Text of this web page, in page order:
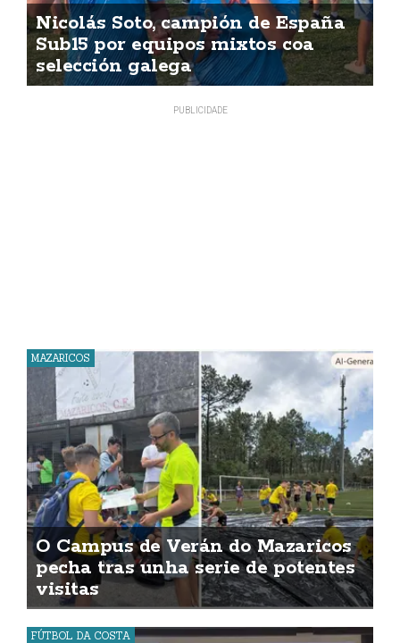
Nicolás Soto, campión de España
Sub15 por equipos mixtos coa
selección galega
MAZARICOS
O Campus de Verán do Mazaricos
pecha tras unha serie de potentes
visitas
FÚTBOL DA COSTA